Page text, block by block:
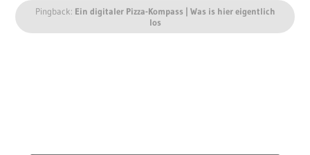
Pingback: Ein digitaler Pizza-Kompass | Was is hier eigentlich
los